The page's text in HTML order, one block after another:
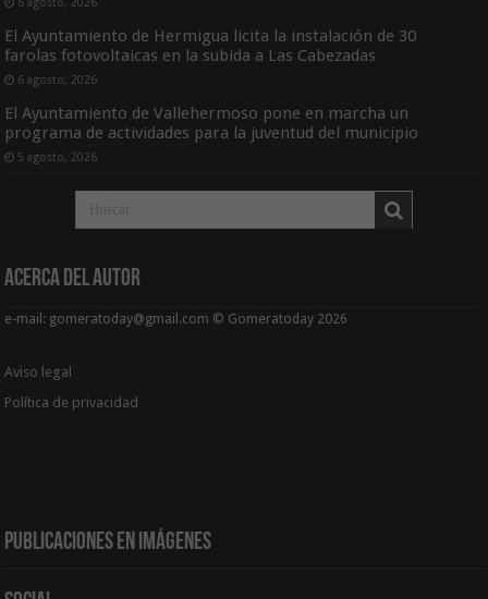
El Ayuntamiento de Hermigua licita la instalación de 30
farolas fotovoltaicas en la subida a Las Cabezadas
6 agosto, 2026
El Ayuntamiento de Vallehermoso pone en marcha un
programa de actividades para la juventud del municipio
5 agosto, 2026
Acerca del Autor
e-mail: gomeratoday@gmail.com © Gomeratoday 2026
Aviso legal
Política de privacidad
Publicaciones en Imágenes